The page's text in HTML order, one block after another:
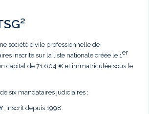
société civile professionnelle de
inscrite sur la liste nationale créée le 1er
capital de 71.604 € et immatriculée sous le
six mandataires judiciaires :
, inscrit depuis 1998.